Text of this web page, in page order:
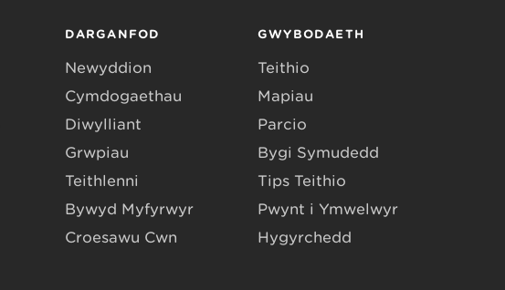
DARGANFOD
Newyddion
Cymdogaethau
Diwylliant
Grwpiau
Teithlenni
Bywyd Myfyrwyr
Croesawu Cŵn
GWYBODAETH
Teithio
Mapiau
Parcio
Bygi Symudedd
Tips Teithio
Pwynt i Ymwelwyr
Hygyrchedd